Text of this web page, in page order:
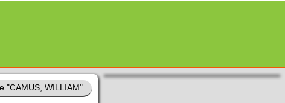
"CAMUS, WILLIAM"